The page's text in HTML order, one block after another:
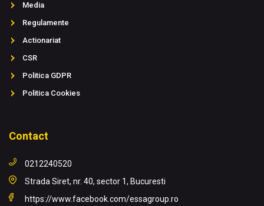
Media
Regulamente
Actionariat
CSR
Politica GDPR
Politica Cookies
Contact
0212240520
Strada Siret, nr. 40, sector 1, Bucuresti
https://www.facebook.com/essagroup.ro